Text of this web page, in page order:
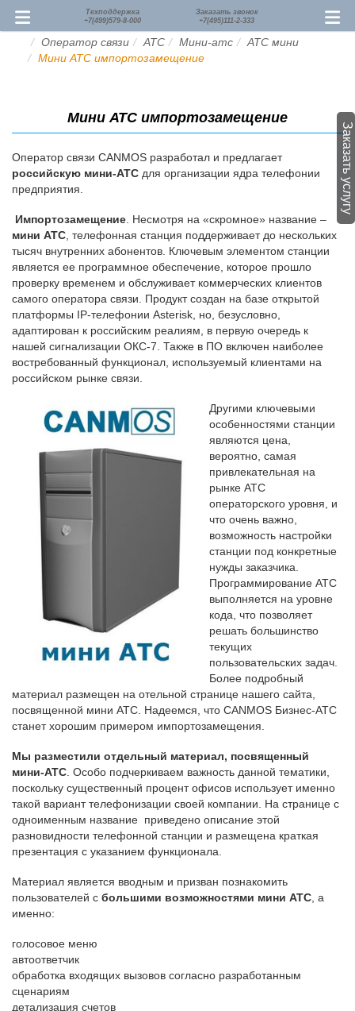
Заказать услугу
Техподдержка
+7(499)579-8-000
Заказать звонок
+7(495)111-2-333
Оператор связи АТС Мини-атс
АТС мини
Мини АТС импортозамещение
Мини АТС импортозамещение
Оператор связи CANMOS разработал и предлагает
российскую мини-АТС для организации ядра телефонии
предприятия.
Импортозамещение . Несмотря на «скромное» название –
мини АТС , телефонная станция поддерживает до нескольких
тысяч внутренних абонентов. Ключевым элементом станции
является ее программное обеспечение, которое прошло
проверку временем и обслуживает коммерческих клиентов
самого оператора связи. Продукт создан на базе открытой
платформы IP-телефонии Asterisk, но, безусловно,
адаптирован к российским реалиям, в первую очередь к
нашей сигнализации ОКС-7. Также в ПО включен наиболее
востребованный функционал, используемый клиентами на
российском рынке связи.
Другими ключевыми
особенностями станции
являются цена,
вероятно, самая
привлекательная на
рынке АТС
операторского уровня, и
что очень важно,
возможность настройки
станции под конкретные
нужды заказчика.
Программирование АТС
выполняется на уровне
кода, что позволяет
решать большинство
текущих
пользовательских задач.
Более подробный
материал размещен на отельной странице нашего сайта,
посвященной мини АТС. Надеемся, что CANMOS Бизнес-АТС
станет хорошим примером импортозамещения.
Мы разместили отдельный материал, посвященный
мини-АТС . Особо подчеркиваем важность данной тематики,
поскольку существенный процент офисов использует именно
такой вариант телефонизации своей компании. На странице с
одноименным название приведено описание этой
разновидности телефонной станции и размещена краткая
презентация с указанием функционала.
Материал является вводным и призван познакомить
пользователей с большими возможностями мини АТС , а
именно:
голосовое меню
автоответчик
обработка входящих вызовов согласно разработанным
сценариям
детализация счетов